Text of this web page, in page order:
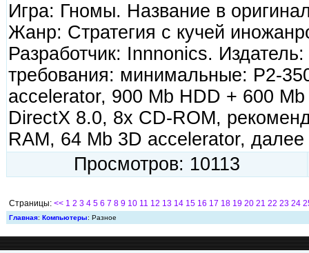
Игра: Гномы. Название в
Жанр: Стратегия с кучей
Разработчик: Innnonics.
требования: минимальные: P2-
accelerator, 900 Mb HDD + 600
DirectX 8.0, 8х CD-ROM,
RAM, 64 Mb 3D accelerator,
Просмотров: 10113
Страницы: << 1 2 3 4 5 6 7 8 9 10 11 12 13 14 15 16 17 18 19 20 21 22 23 24
Главная: Компьютеры: Разное